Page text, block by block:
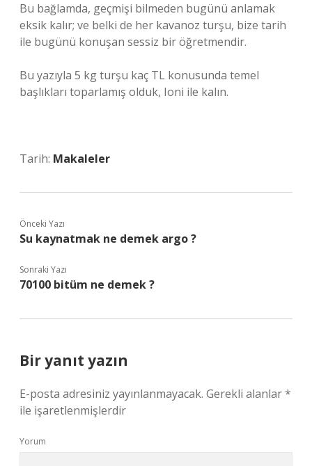
Bu bağlamda, geçmişi bilmeden bugünü anlamak
eksik kalır; ve belki de her kavanoz turşu, bize tarih
ile bugünü konuşan sessiz bir öğretmendir.
Bu yazıyla 5 kg turşu kaç TL konusunda temel
başlıkları toparlamış olduk, Ioni ile kalın.
Tarih: Makaleler
Önceki Yazı
Su kaynatmak ne demek argo ?
Sonraki Yazı
70100 bitüm ne demek ?
Bir yanıt yazın
E-posta adresiniz yayınlanmayacak. Gerekli alanlar*
ile işaretlenmişlerdir
Yorum